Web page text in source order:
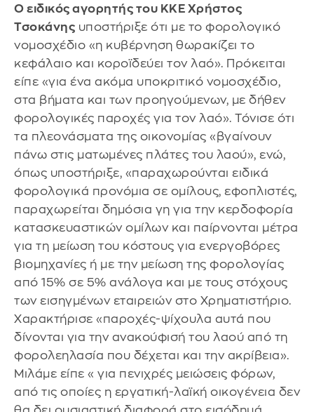
Ο ειδικός αγορητής του ΚΚΕ Χρήστος
Τσοκάνης υποστήριξε ότι με το φορολογικό
νομοσχέδιο «η κυβέρνηση θωρακίζει το
κεφάλαιο και κοροϊδεύει τον λαό». Πρόκειται
είπε «για ένα ακόμα υποκριτικό νομοσχέδιο,
στα βήματα και των προηγούμενων, με δήθεν
φορολογικές παροχές για τον λαό». Τόνισε ότι
τα πλεονάσματα της οικονομίας «βγαίνουν
πάνω στις ματωμένες πλάτες του λαού», ενώ,
όπως υποστήριξε, «παραχωρούνται ειδικά
φορολογικά προνόμια σε ομίλους, εφοπλιστές,
παραχωρείται δημόσια γη για την κερδοφορία
κατασκευαστικών ομίλων και παίρνονται μέτρα
για τη μείωση του κόστους για ενεργοβόρες
βιομηχανίες ή με την μείωση της φορολογίας
από 15% σε 5% ανάλογα και με τους στόχους
των εισηγμένων εταιρειών στο Χρηματιστήριο.
Χαρακτήρισε «παροχές-ψίχουλα αυτά που
δίνονται για την ανακούφισή του λαού από τη
φορολεηλασία που δέχεται και την ακρίβεια».
Μιλάμε είπε « για πενιχρές μειώσεις φόρων,
από τις οποίες η εργατική-λαϊκή οικογένεια δεν